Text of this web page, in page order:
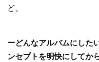
ど。
ーどんなアルバムにした
ンセプトを明快にしてか